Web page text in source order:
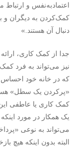
اعتمادبه‌نفس و
کمک‌کردن به دیگران و
دنبال آن هستند.»
جدا از کمک کاری،
نیز می‌تواند به فرد
که در خانه خود
«پرکردن یک سطل»
کمک کاری یا عاطفی
یک همکار در مورد
می‌تواند به نوعی
البته بدون اینکه هیچ